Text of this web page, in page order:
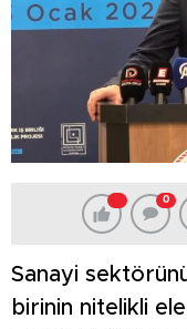
0
Sanayi
birinin nitelikli